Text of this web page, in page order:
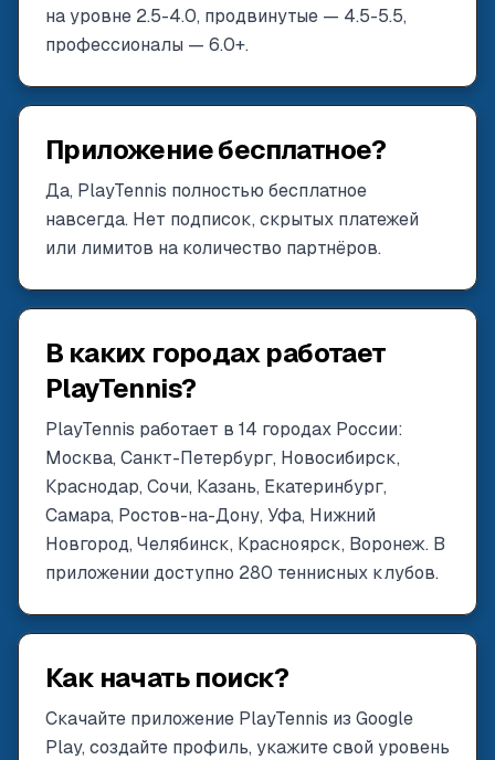
на уровне 2.5-4.0, продвинутые — 4.5-5.5,
профессионалы — 6.0+.
Приложение бесплатное?
Да, PlayTennis полностью бесплатное
навсегда. Нет подписок, скрытых платежей
или лимитов на количество партнёров.
В каких городах работает
PlayTennis?
PlayTennis работает в 14 городах России:
Москва, Санкт-Петербург, Новосибирск,
Краснодар, Сочи, Казань, Екатеринбург,
Самара, Ростов-на-Дону, Уфа, Нижний
Новгород, Челябинск, Красноярск, Воронеж. В
приложении доступно 280 теннисных клубов.
Как начать поиск?
Скачайте приложение PlayTennis из Google
Play, создайте профиль, укажите свой уровень